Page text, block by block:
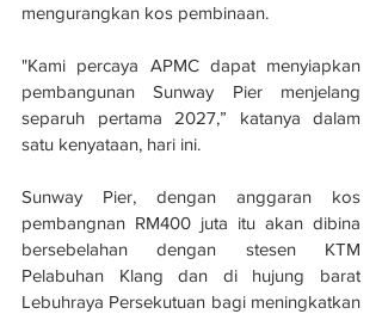
mengurangkan kos pembinaan.
"Kami percaya APMC dapat menyiapkan
pembangunan Sunway Pier menjelang
separuh pertama 2027,” katanya dalam
satu kenyataan, hari ini.
Sunway Pier, dengan anggaran kos
pembangnan RM400 juta itu akan dibina
bersebelahan dengan stesen KTM
Pelabuhan Klang dan di hujung barat
Lebuhraya Persekutuan bagi meningkatkan